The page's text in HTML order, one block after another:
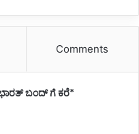
Comments
ಬಂದ್‌ ಗೆ ಕರೆ*